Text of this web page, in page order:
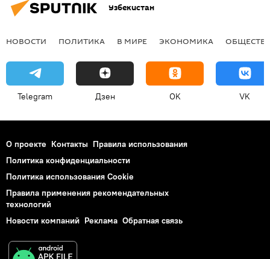
Узбекистан
НОВОСТИ ПОЛИТИКА В МИРЕ ЭКОНОМИКА
Telegram Дзен OK VK
О проекте Контакты Правила использования
Политика конфиденциальности
Политика использования Cookie
Правила применения рекомендательных
технологий
Новости компаний Реклама Обратная связь